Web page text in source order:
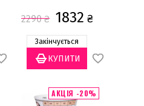
2290₴ 1832 ₴
Закінчується
АКЦІЯ -20%